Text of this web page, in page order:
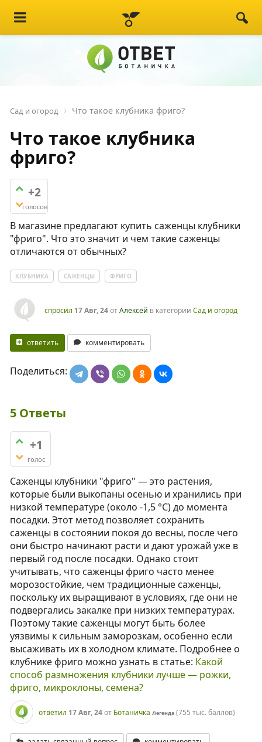
Сад и огород Что такое клубника фриго?
Что такое клубника
фриго?
+2
голосов
В магазине предлагают купить саженцы клубники
"фриго". Что это значит и чем такие саженцы
отличаются от обычных?
КЛУБНИКА САЖЕНЦЫ ФРИГО
спросил 17 Авг, 24отАлексей в категории Сад и огород
ответить комментировать
Поделиться:
5 Ответы
+1
голос
Саженцы клубники "фриго" — это растения,
которые были выкопаны осенью и хранились при
низкой температуре (около -1,5 °C) до момента
посадки. Этот метод позволяет сохранить
саженцы в состоянии покоя до весны, после чего
они быстро начинают расти и дают урожай уже в
первый год после посадки. Однако стоит
учитывать, что саженцы фриго часто менее
морозостойкие, чем традиционные саженцы,
поскольку их выращивают в условиях, где они не
подвергались закалке при низких температурах.
Поэтому такие саженцы могут быть более
уязвимы к сильным заморозкам, особенно если
высаживать их в холодном климате. Подробнее о
клубнике фриго можно узнать в статье: Какой
способ размножения клубники лучше — рожки,
фриго, микроклоны, семена?
ответил 17 Авг, 24от Ботаничка Легенда (755 тыс.баллов)